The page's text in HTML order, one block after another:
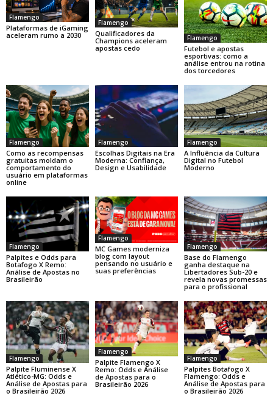
Flamengo
Plataformas de iGaming
aceleram rumo a 2030
Flamengo
Qualificadores da
Champions aceleram
apostas cedo
Flamengo
Futebol e apostas
esportivas: como a
análise entrou na rotina
dos torcedores
Flamengo
Como as recompensas
gratuitas moldam o
comportamento do
usuário em plataformas
online
Flamengo
Escolhas Digitais na Era
Moderna: Confiança,
Design e Usabilidade
Flamengo
A Influência da Cultura
Digital no Futebol
Moderno
Flamengo
Palpites e Odds para
Botafogo X Remo:
Análise de Apostas no
Brasileirão
Flamengo
MC Games moderniza
blog com layout
pensando no usuário e
suas preferências
Flamengo
Base do Flamengo
ganha destaque na
Libertadores Sub-20 e
revela novas promessas
para o profissional
Flamengo
Palpite Fluminense X
Atlético-MG: Odds e
Análise de Apostas para
o Brasileirão 2026
Flamengo
Palpite Flamengo X
Remo: Odds e Análise
de Apostas para o
Brasileirão 2026
Flamengo
Palpites Botafogo X
Flamengo: Odds e
Análise de Apostas para
o Brasileirão 2026